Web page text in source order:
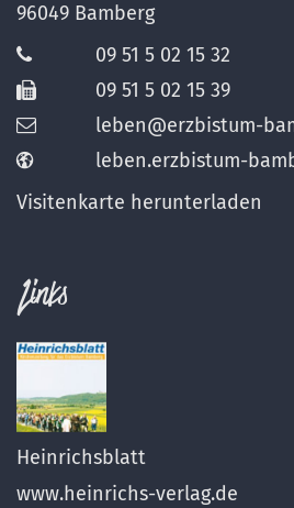
96049 Bamberg
09 51 5 02 15 32
09 51 5 02 15 39
leben@erzbistum-
leben.erzbistum-
Visitenkarte herunterladen
Links
Heinrichsblatt
www.heinrichs-verlag.de